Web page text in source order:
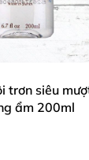
Stimul8
trơn siêu
ẩm 200ml